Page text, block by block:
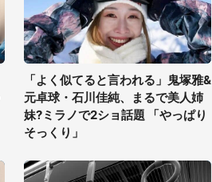
「よく似てると言われる」鬼塚雅&
元卓球・石川佳純、まるで美人姉
妹?ミラノで2ショ話題 「やっぱり
そっくり」